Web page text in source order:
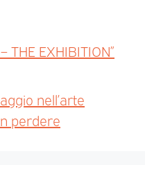
THE EXHIBITION”
nell’arte
perdere